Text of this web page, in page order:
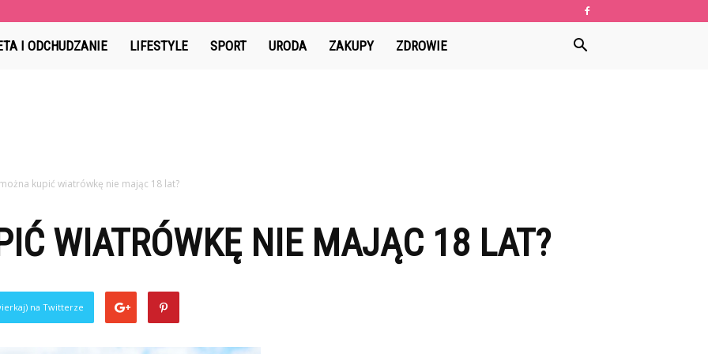
I ODCHUDZANIE LIFESTYLE SPORT URODA ZAKUPY ZDROWIE
kupić wiatrówkę nie mając 18 lat?
WIATRÓWKĘ NIE MAJĄC 18 LAT?
na Twitterze